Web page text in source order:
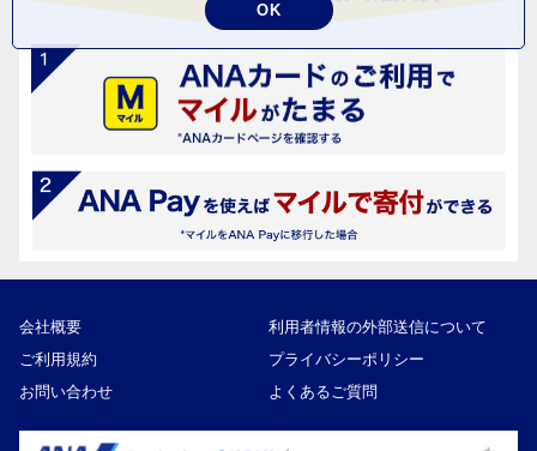
会社概要
利用者情報の外部送信について
ご利用規約
プライバシーポリシー
お問い合わせ
よくあるご質問
OK